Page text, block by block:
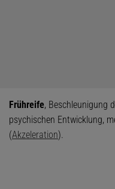
Frühreife, Beschleunigung
psychischen Entwicklung,
(Akzeleration).